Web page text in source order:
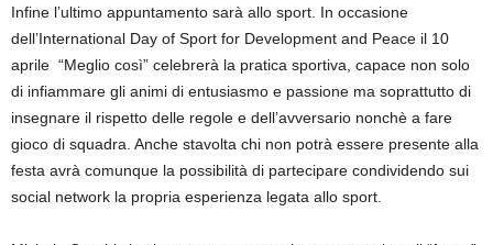
Infine l’ultimo appuntamento sarà allo sport. In occasione
dell’International Day of Sport for Development and Peace il 10
aprile “Meglio così” celebrerà la pratica sportiva, capace non solo
di infiammare gli animi di entusiasmo e passione ma soprattutto di
insegnare il rispetto delle regole e dell’avversario nonchè a fare
gioco di squadra. Anche stavolta chi non potrà essere presente alla
festa avrà comunque la possibilità di partecipare condividendo sui
social network la propria esperienza legata allo sport.